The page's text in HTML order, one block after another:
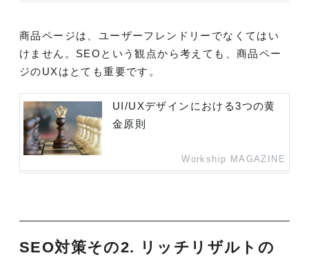
商品ページは、ユーザーフレンドリーでなくてはい
けません。SEOという観点から考えても、商品ペー
ジのUXはとても重要です。
UI/UXデザインにおける3つの黄
金原則
Workship MAGAZINE
SEO対策その2. リッチリザルトの